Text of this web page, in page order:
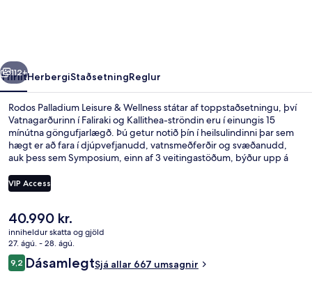
Næsta
112+
YfirlitHerbergiStaðsetningReglur
Rodos Palladium Leisure & Wellness státar af toppstaðsetningu, því
Vatnagarðurinn í Faliraki og Kallithea-ströndin eru í einungis 15
mínútna göngufjarlægð. Þú getur notið þín í heilsulindinni þar sem
hægt er að fara í djúpvefjanudd, vatnsmeðferðir og svæðanudd,
auk þess sem Symposium, einn af 3 veitingastöðum, býður upp á
matargerðarlist er sérhæfing staðarins. Meðal annarra þæginda sem
þú færð á þessu hóteli fyrir vandláta eru 3 barir/setustofur, innilaug
sé meðal helstu kosta gististaðarins.
VIP Access
Núverandi
verð
er
40.990 kr.
40.990 kr.
inniheldur skatta og gjöld
27. ágú. - 28. ágú.
Umsagnir
9,29,2 af 10
DásamlegtSjá allar 667 umsagnir